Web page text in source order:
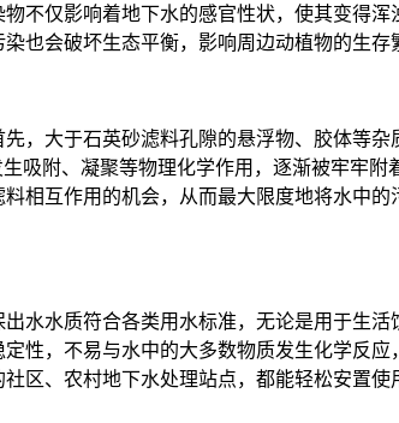
不仅影响着地下水的感官性状，使其变得浑
也会破坏生态平衡，影响周边动植物的生存
，大于石英砂滤料孔隙的悬浮物、胶体等杂
吸附、凝聚等物理化学作用，逐渐被牢牢附
相互作用的机会，从而最大限度地将水中的
水水质符合各类用水标准，无论是用于生活
性，不易与水中的大多数物质发生化学反应
区、农村地下水处理站点，都能轻松安置使